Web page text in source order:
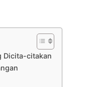
Dicita-citakan